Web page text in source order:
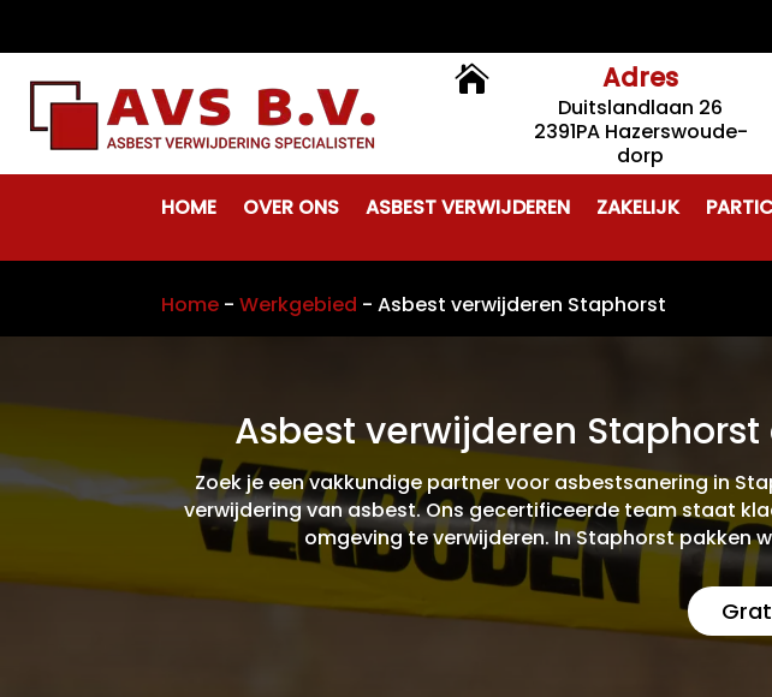
 Adres
Duitslandlaan 26
2391PA Hazerswoude-
dorp
HOME OVER ONS ASBEST VERWIJDEREN ZAKELIJK
Home -Werkgebied -Asbest verwijderen Staphorst
Asbest verwijderen
Zoek je een vakkundige partner voor asbestsanering in
verwijdering van asbest. Ons gecertificeerde team staat
omgeving te verwijderen. In Staphorst